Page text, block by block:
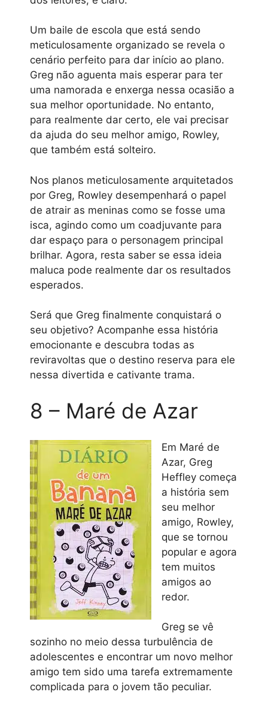
Um baile de escola que está sendo
meticulosamente organizado se revela o
cenário perfeito para dar início ao plano.
Greg não aguenta mais esperar para ter
uma namorada e enxerga nessa ocasião a
sua melhor oportunidade. No entanto,
para realmente dar certo, ele vai precisar
da ajuda do seu melhor amigo, Rowley,
que também está solteiro.
Nos planos meticulosamente arquitetados
por Greg, Rowley desempenhará o papel
de atrair as meninas como se fosse uma
isca, agindo como um coadjuvante para
dar espaço para o personagem principal
brilhar. Agora, resta saber se essa ideia
maluca pode realmente dar os resultados
esperados.
Será que Greg finalmente conquistará o
seu objetivo? Acompanhe essa história
emocionante e descubra todas as
reviravoltas que o destino reserva para ele
nessa divertida e cativante trama.
8 – Maré de Azar
Em Maré de
Azar, Greg
Heffley começa
a história sem
seu melhor
amigo, Rowley,
que se tornou
popular e agora
tem muitos
amigos ao
redor.
Greg se vê
sozinho no meio dessa turbulência de
adolescentes e encontrar um novo melhor
amigo tem sido uma tarefa extremamente
complicada para o jovem tão peculiar.